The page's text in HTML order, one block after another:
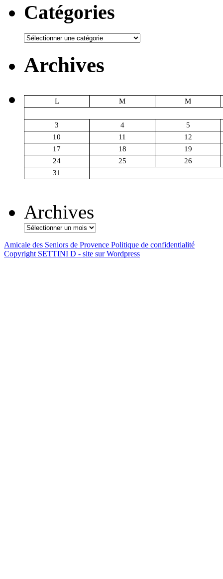
Catégories
Catégories
Archives
L M M
3 4
5
10
11
12
17
18
19
24
25
26
31
Archives
Amicale des Seniors de Provence Politique de confidentialité
Copyright SETTINI D - site sur Wordpress